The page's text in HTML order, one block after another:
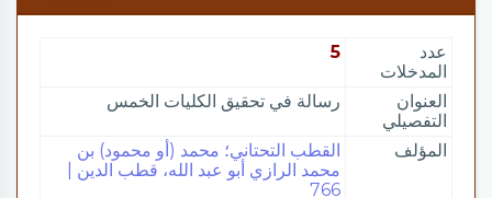
عدد
المدخلات
5
العنوان
التفصيلي
رسالة في تحقيق الكليات الخمس
المؤلف
القطب التحتاني؛ محمد (أو محمود) بن
محمد الرازي أبو عبد الله، قطب الدين |
766